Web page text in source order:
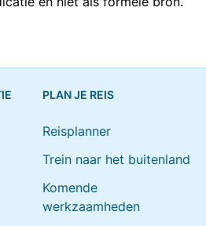
PLAN JE REIS
Reisplanner
Trein naar het buitenland
Komende
werkzaamheden